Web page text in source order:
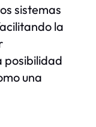
sistemas
la
posibilidad
una